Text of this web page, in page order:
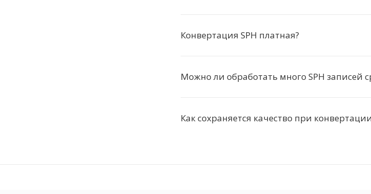
Конвертация SPH платная?
Можно ли обработать много SPH записей
Как сохраняется качество при